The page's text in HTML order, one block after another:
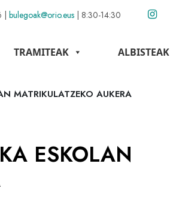
| bulegoak@orio.eus | 8:30-14:30
TRAMITEAK ALBISTEAK
MATRIKULATZEKO AUKERA
ESKOLAN